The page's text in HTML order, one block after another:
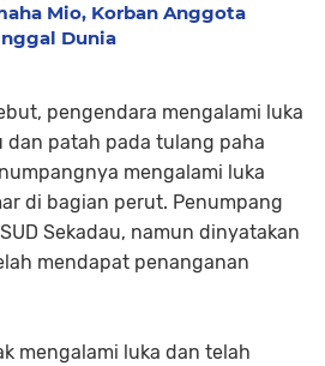
Mio, Korban Anggota
Dunia
pengendara mengalami luka
dan patah pada tulang paha
mengalami luka
di bagian perut. Penumpang
Sekadau, namun dinyatakan
mendapat penanganan
mengalami luka dan telah